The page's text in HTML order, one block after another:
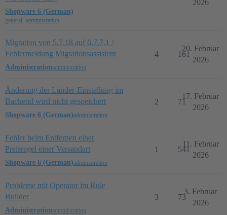
Shopware 6 (German)
general, administration
2026
Migration von 5.7.18 auf 6.7.7.1 /
Fehlermeldung Migrationsassistent
Administrationadministration
4 161
20. Februar
2026
Änderung der Länder-Einstellung im
Backend wird nicht gespeichert
Shopware 6 (German)administration
2 71
17. Februar
2026
Fehler beim Entfernen einer
Preisregel einer Versandart
Shopware 6 (German)administration
1 541
11. Februar
2026
Probleme mit Operator im Rule
Builder
Administrationadministration
3 73
3. Februar
2026